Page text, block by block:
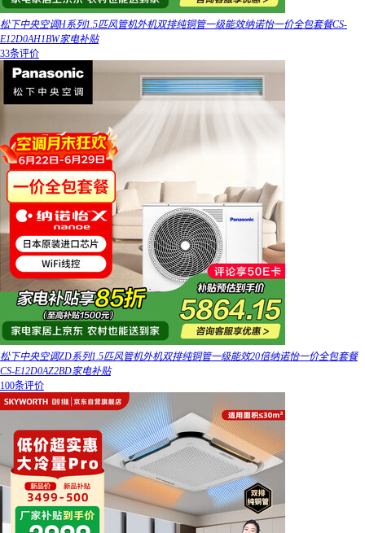
松下中央空调H系列1.5匹风管机外机双排纯铜管一级能效纳诺怡一价全包套餐CS-
E12D0AH1BW家电补贴
33条评价
松下中央空调ZD系列1.5匹风管机外机双排纯铜管一级能效20倍纳诺怡一价全包套餐
CS-E12D0AZ2BD家电补贴
100条评价